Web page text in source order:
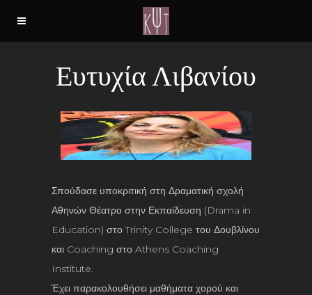
Ευτυχία Λιβανίου
Σπούδασε υποκριτική στη Δραματική σχολή
Αθηνών Θέατρο στην Εκπαίδευση (Drama in
Education) στο Trinity College του Δουβλίνου
και Coaching στο Athens Coaching
Institute.
Έχει παρακολουθήσει μαθήματα χορού και